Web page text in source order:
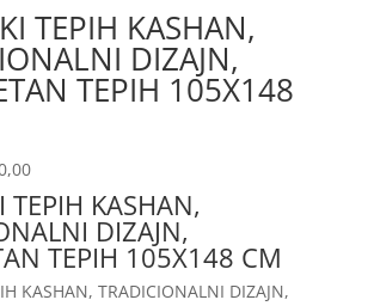
TEPIH KASHAN,
DIZAJN,
TEPIH 105X148
TEPIH KASHAN,
DIZAJN,
TEPIH 105X148 CM
KASHAN, TRADICIONALNI DIZAJN,